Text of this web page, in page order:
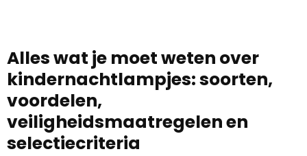
Alles wat je moet weten over
kindernachtlampjes: soorten,
voordelen,
veiligheidsmaatregelen en
selectiecriteria